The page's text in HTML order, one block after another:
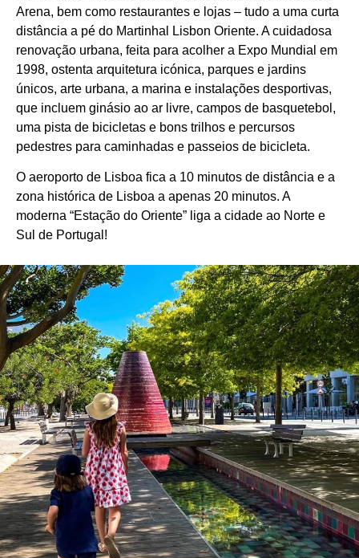
Arena, bem como restaurantes e lojas – tudo a uma curta
distância a pé do Martinhal Lisbon Oriente. A cuidadosa
renovação urbana, feita para acolher a Expo Mundial em
1998, ostenta arquitetura icónica, parques e jardins
únicos, arte urbana, a marina e instalações desportivas,
que incluem ginásio ao ar livre, campos de basquetebol,
uma pista de bicicletas e bons trilhos e percursos
pedestres para caminhadas e passeios de bicicleta.
O aeroporto de Lisboa fica a 10 minutos de distância e a
zona histórica de Lisboa a apenas 20 minutos. A
moderna “Estação do Oriente” liga a cidade ao Norte e
Sul de Portugal!